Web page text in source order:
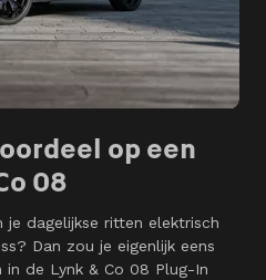
op een
08
dagelijkse ritten elektrisch
Dan zou je eigenlijk eens
de Lynk & Co 08 Plug-In